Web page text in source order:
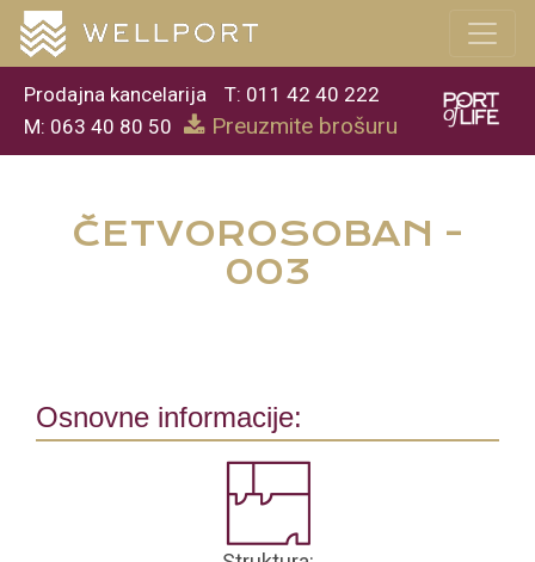
Prodajna kancelarija
T: 011 42 40 222
M: 063 40 80 50
Preuzmite brošuru
ČETVOROSOBAN -
003
Osnovne informacije: